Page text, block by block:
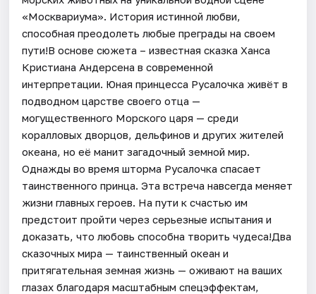
«Москвариума». История истинной любви,
способная преодолеть любые преграды на своем
пути!В основе сюжета – известная сказка Ханса
Кристиана Андерсена в современной
интерпретации. Юная принцесса Русалочка живёт в
подводном царстве своего отца —
могущественного Морского царя — среди
коралловых дворцов, дельфинов и других жителей
океана, но её манит загадочный земной мир.
Однажды во время шторма Русалочка спасает
таинственного принца. Эта встреча навсегда меняет
жизни главных героев. На пути к счастью им
предстоит пройти через серьезные испытания и
доказать, что любовь способна творить чудеса!Два
сказочных мира — таинственный океан и
притягательная земная жизнь — оживают на ваших
глазах благодаря масштабным спецэффектам,